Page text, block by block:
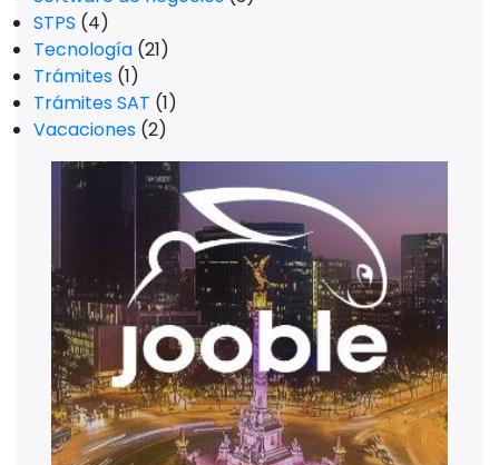
STPS (4)
Tecnología (21)
Trámites (1)
Trámites SAT (1)
Vacaciones (2)